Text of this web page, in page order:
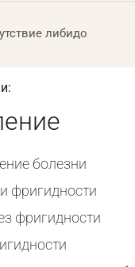
либидо
болезни
фригидности
фригидности